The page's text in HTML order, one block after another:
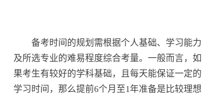
备考时间的规划需根据个人基础、学习能力
及所选专业的难易程度综合考量。一般而言，如
果考生有较好的学科基础，且每天能保证一定的
学习时间，那么提前6个月至1年准备是比较理想